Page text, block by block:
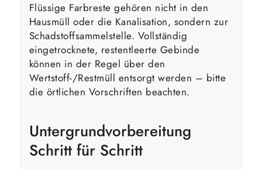
Flüssige Farbreste gehören nicht in den
Hausmüll oder die Kanalisation, sondern zur
Schadstoffsammelstelle. Vollständig
eingetrocknete, restentleerte Gebinde
können in der Regel über den
Wertstoff-/Restmüll entsorgt werden – bitte
die örtlichen Vorschriften beachten.
Untergrundvorbereitung
Schritt für Schritt